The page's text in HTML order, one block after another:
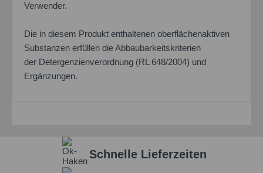
Verwender.
Die in diesem Produkt enthaltenen oberflächenaktiven
Substanzen erfüllen die Abbaubarkeitskriterien
der Detergenzienverordnung (RL 648/2004) und
Ergänzungen.
Schnelle Lieferzeiten